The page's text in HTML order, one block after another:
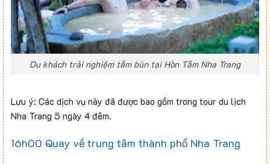
Du khách trải nghiệm tắm bùn tại Hòn Tằm Nha Trang
Lưu ý: Các dịch vụ này đã được bao gồm trong tour du lịch
Nha Trang 5 ngày 4 đêm.
16h00 Quay về trung tâm thành phố Nha Trang